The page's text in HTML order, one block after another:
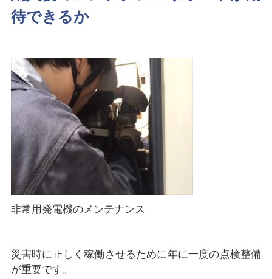
待できるか
非常用発電機のメンテナンス
災害時に正しく稼働させるために年に一度の点検整備
が重要です。